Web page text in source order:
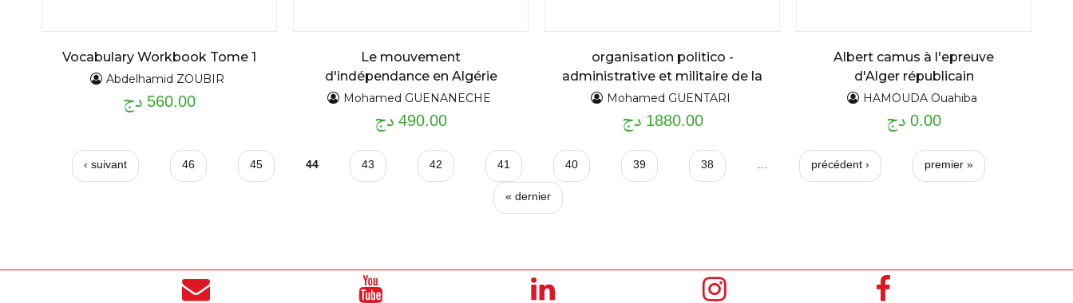
Albert camus à l'epreuve
d'Alger républicain
HAMOUDA Ouahiba
0.00 دج
organisation politico -
administrative et militaire de la
révolution algérienne de 1954 à
1962 V1 V2
Mohamed GUENTARI
1880.00 دج
Le mouvement
d'indépendance en Algérie
entre les deux guerres (1919-
1939)
Mohamed GUENANECHE
490.00 دج
Vocabulary Workbook Tome 1
Abdelhamid ZOUBIR
560.00 دج
ف
« premier
‹ précédent
…
38
39
40
41
42
43
44
45
46
suivant ›
dernier »